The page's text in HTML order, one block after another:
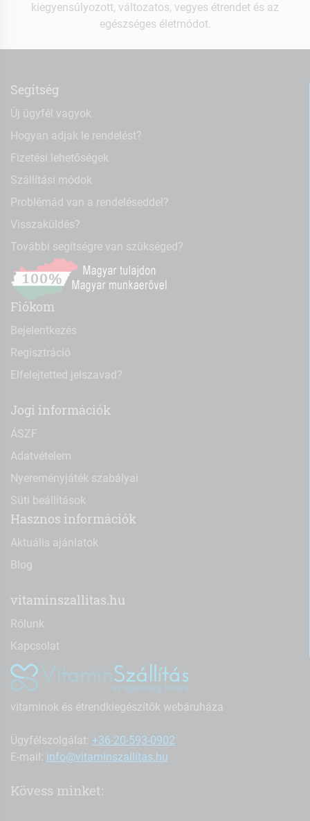
kiegyensúlyozott, változatos, vegyes étrendet és az
egészséges életmódot.
Segítség
Új ügyfél vagyok
Hogyan adjak le rendelést?
Fizetési lehetőségek
Szállítási módok
Problémád van a rendeléseddel?
Visszaküldés?
További segítségre van szükséged?
Fiókom
Bejelentkezés
Regisztráció
Elfelejtetted jelszavad?
Jogi információk
ÁSZF
Adatvételem
Nyereményjáték szabályai
Süti beállítások
Hasznos információk
Aktuális ajánlatok
Blog
vitaminszallitas.hu
Rólunk
Kapcsolat
vitaminok és étrendkiegészítők webáruháza
Ügyfélszolgálat: +36-20-593-0902
E-mail: info@vitaminszallitas.hu
Kövess minket: